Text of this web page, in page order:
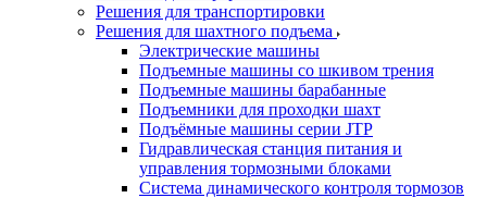
Решения для транспортировки
Решения для шахтного подъема
Электрические машины
Подъемные машины со шкивом трения
Подъемные машины барабанные
Подъемники для проходки шахт
Подъёмные машины серии JTP
Гидравлическая станция питания и
управления тормозными блоками
Система динамического контроля тормозов